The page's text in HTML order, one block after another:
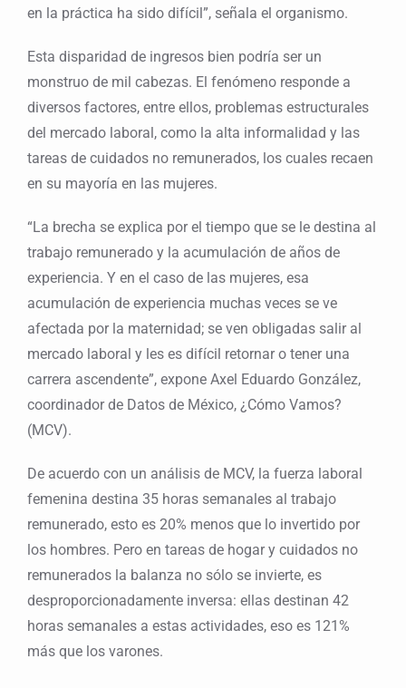
en la práctica ha sido difícil”, señala el organismo.
Esta disparidad de ingresos bien podría ser un
monstruo de mil cabezas. El fenómeno responde a
diversos factores, entre ellos, problemas estructurales
del mercado laboral, como la alta informalidad y las
tareas de cuidados no remunerados, los cuales recaen
en su mayoría en las mujeres.
“La brecha se explica por el tiempo que se le destina al
trabajo remunerado y la acumulación de años de
experiencia. Y en el caso de las mujeres, esa
acumulación de experiencia muchas veces se ve
afectada por la maternidad; se ven obligadas salir al
mercado laboral y les es difícil retornar o tener una
carrera ascendente”, expone Axel Eduardo González,
coordinador de Datos de México, ¿Cómo Vamos?
(MCV).
De acuerdo con un análisis de MCV, la fuerza laboral
femenina destina 35 horas semanales al trabajo
remunerado, esto es 20% menos que lo invertido por
los hombres. Pero en tareas de hogar y cuidados no
remunerados la balanza no sólo se invierte, es
desproporcionadamente inversa: ellas destinan 42
horas semanales a estas actividades, eso es 121%
más que los varones.